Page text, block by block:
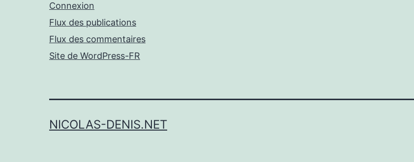
Connexion
Flux des publications
Flux des commentaires
Site de WordPress-FR
NICOLAS-DENIS.NET